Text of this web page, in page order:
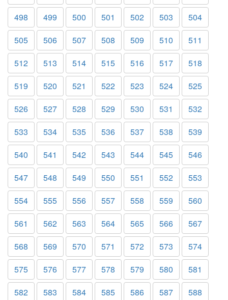
498 499 500 501 502 503
504
505
506 507 508 509 510
511
512
513 514 515 516 517
518
519
520 521 522 523 524
525
526
527 528 529 530 531
532
533
534 535 536 537 538
539
540
541 542 543 544 545
546
547
548 549 550 551 552
553
554
555 556 557 558 559
560
561
562 563 564 565 566
567
568
569 570 571 572 573
574
575
576 577 578 579 580
581
582
583 584 585 586 587
588